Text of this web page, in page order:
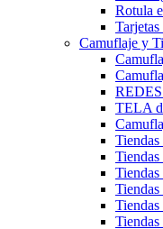
Rotula
Camuflaje y
TELA